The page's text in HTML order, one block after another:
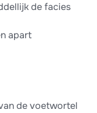
de facies
apart
de voetwortel